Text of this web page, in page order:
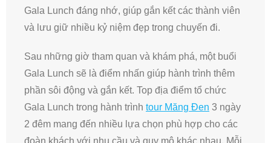
Gala Lunch đáng nhớ, giúp gắn kết các thành viên
và lưu giữ nhiều kỷ niệm đẹp trong chuyến đi.
Sau những giờ tham quan và khám phá, một buổi
Gala Lunch sẽ là điểm nhấn giúp hành trình thêm
phần sôi động và gắn kết. Top địa điểm tổ chức
Gala Lunch trong hành trình tour Măng Đen 3 ngày
2 đêm mang đến nhiều lựa chọn phù hợp cho các
đoàn khách với nhu cầu và quy mô khác nhau. Mỗi